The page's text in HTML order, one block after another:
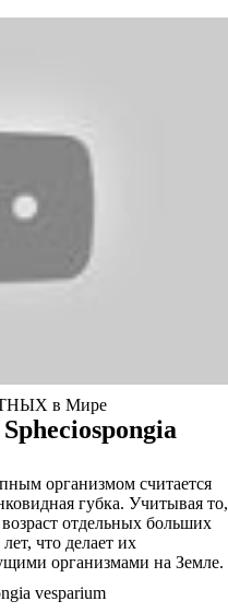
в Мире
организмом считается
губка. Учитывая то,
отдельных больших
что делает их
организмами на Земле.